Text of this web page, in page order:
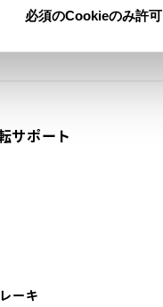
必須のCookieのみ許可
は別途申し受けます
サポート
ーキ